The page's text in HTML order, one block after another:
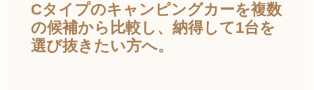
Cタイプのキャンピングカーを複数
の候補から比較し、納得して1台を
選び抜きたい方へ。